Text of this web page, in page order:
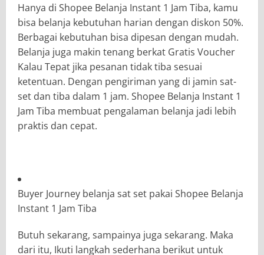
Hanya di Shopee Belanja Instant 1 Jam Tiba, kamu
bisa belanja kebutuhan harian dengan diskon 50%.
Berbagai kebutuhan bisa dipesan dengan mudah.
Belanja juga makin tenang berkat Gratis Voucher
Kalau Tepat jika pesanan tidak tiba sesuai
ketentuan. Dengan pengiriman yang di jamin sat-
set dan tiba dalam 1 jam. Shopee Belanja Instant 1
Jam Tiba membuat pengalaman belanja jadi lebih
praktis dan cepat.
Buyer Journey belanja sat set pakai Shopee Belanja
Instant 1 Jam Tiba
Butuh sekarang, sampainya juga sekarang. Maka
dari itu, Ikuti langkah sederhana berikut untuk